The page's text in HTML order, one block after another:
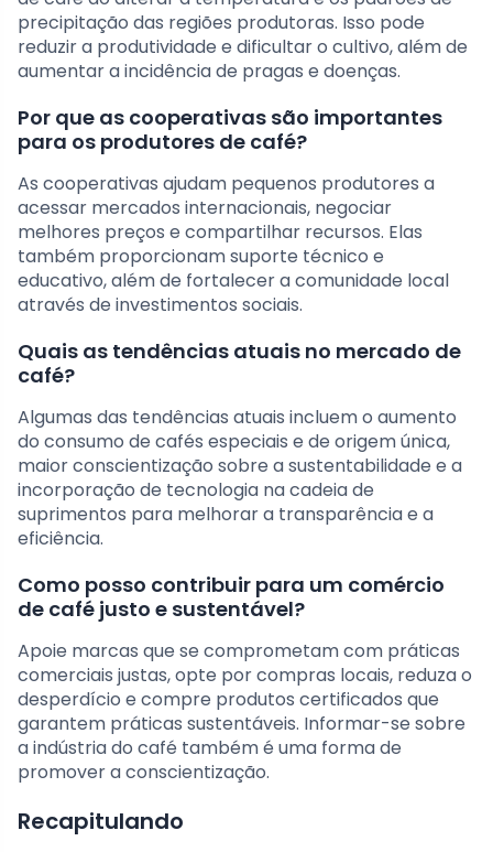
precipitação das regiões produtoras. Isso pode
reduzir a produtividade e dificultar o cultivo, além de
aumentar a incidência de pragas e doenças.
Por que as cooperativas são importantes
para os produtores de café?
As cooperativas ajudam pequenos produtores a
acessar mercados internacionais, negociar
melhores preços e compartilhar recursos. Elas
também proporcionam suporte técnico e
educativo, além de fortalecer a comunidade local
através de investimentos sociais.
Quais as tendências atuais no mercado de
café?
Algumas das tendências atuais incluem o aumento
do consumo de cafés especiais e de origem única,
maior conscientização sobre a sustentabilidade e a
incorporação de tecnologia na cadeia de
suprimentos para melhorar a transparência e a
eficiência.
Como posso contribuir para um comércio
de café justo e sustentável?
Apoie marcas que se comprometam com práticas
comerciais justas, opte por compras locais, reduza o
desperdício e compre produtos certificados que
garantem práticas sustentáveis. Informar-se sobre
a indústria do café também é uma forma de
promover a conscientização.
Recapitulando